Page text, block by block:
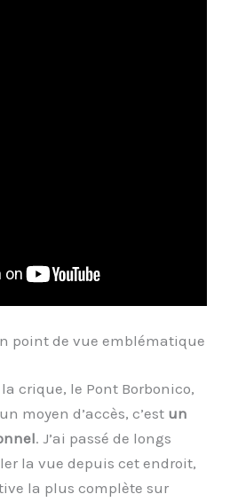
point de vue emblématique
crique, le Pont Borbonico,
moyen d’accès, c’est un
. J’ai passé de longs
la vue depuis cet endroit,
la plus complète sur